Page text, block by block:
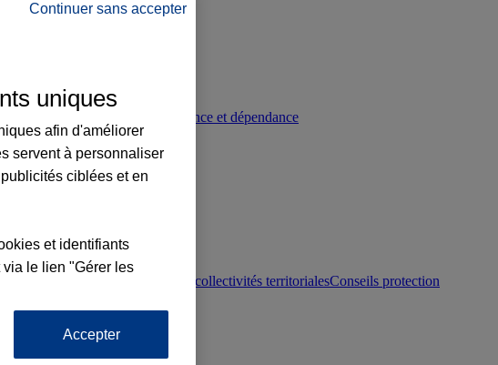
Conseils prévoyance et dépendance
Protection juridique collectivités territorialesConseils protection
Continuer sans accepter
uniques
afin d'améliorer
servent à personnaliser
ciblées et en
et identifiants
le lien "Gérer les
Accepter